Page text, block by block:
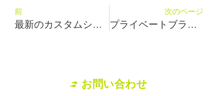
前
最新のカスタムシューズメーカー（米国） List-23 Footwear Companies
次のページ
プライベートブランドスニーカー製造業者の探し方：Jeff Marhの4つのアドバイス
お問い合わせ